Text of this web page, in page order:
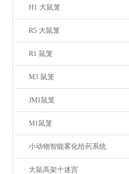
H1 大鼠笼
R5 大鼠笼
R1 鼠笼
M3 鼠笼
JM1鼠笼
M1鼠笼
小动物智能雾化给药系统
大鼠高架十迷宫